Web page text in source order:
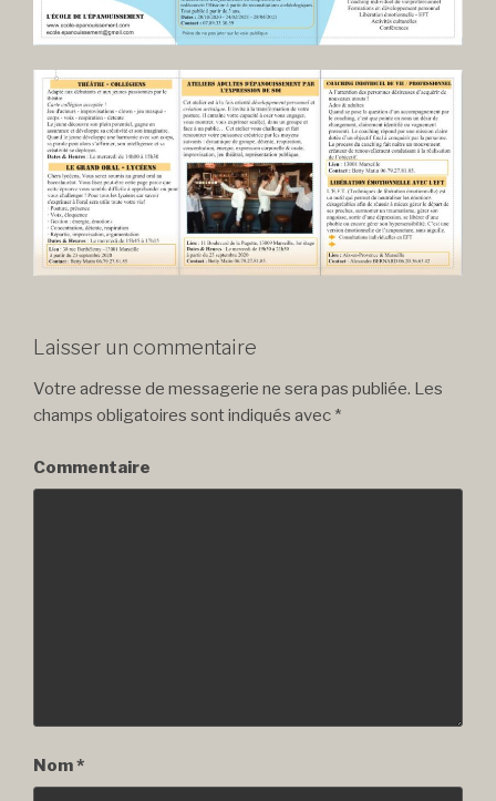
Laisser un commentaire
Votre adresse de messagerie ne sera pas publiée. Les
champs obligatoires sont indiqués avec *
Commentaire
Nom*